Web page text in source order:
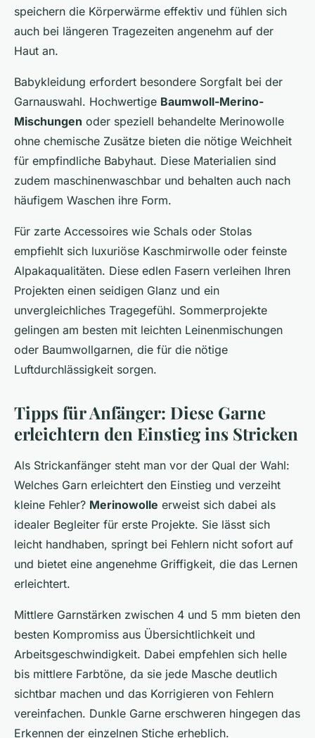
speichern die Körperwärme effektiv und fühlen sich
auch bei längeren Tragezeiten angenehm auf der
Haut an.
Babykleidung erfordert besondere Sorgfalt bei der
Garnauswahl. Hochwertige Baumwoll-Merino-
Mischungen oder speziell behandelte Merinowolle
ohne chemische Zusätze bieten die nötige Weichheit
für empfindliche Babyhaut. Diese Materialien sind
zudem maschinenwaschbar und behalten auch nach
häufigem Waschen ihre Form.
Für zarte Accessoires wie Schals oder Stolas
empfiehlt sich luxuriöse Kaschmirwolle oder feinste
Alpakaqualitäten. Diese edlen Fasern verleihen Ihren
Projekten einen seidigen Glanz und ein
unvergleichliches Tragegefühl. Sommerprojekte
gelingen am besten mit leichten Leinenmischungen
oder Baumwollgarnen, die für die nötige
Luftdurchlässigkeit sorgen.
Tipps für Anfänger: Diese Garne
erleichtern den Einstieg ins Stricken
Als Strickanfänger steht man vor der Qual der Wahl:
Welches Garn erleichtert den Einstieg und verzeiht
kleine Fehler? Merinowolle erweist sich dabei als
idealer Begleiter für erste Projekte. Sie lässt sich
leicht handhaben, springt bei Fehlern nicht sofort auf
und bietet eine angenehme Griffigkeit, die das Lernen
erleichtert.
Mittlere Garnstärken zwischen 4 und 5 mm bieten den
besten Kompromiss aus Übersichtlichkeit und
Arbeitsgeschwindigkeit. Dabei empfehlen sich helle
bis mittlere Farbtöne, da sie jede Masche deutlich
sichtbar machen und das Korrigieren von Fehlern
vereinfachen. Dunkle Garne erschweren hingegen das
Erkennen der einzelnen Stiche erheblich.